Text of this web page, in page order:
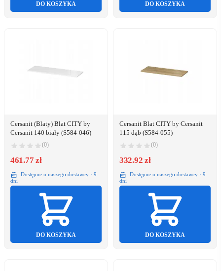
DO KOSZYKA DO KOSZYKA
Cersanit (Blaty) Blat CITY by
Cersanit 140 biały (S584-046)
(0)
461.77 zł
Dostępne u naszego dostawcy · 9
dni
DO KOSZYKA
Cersanit Blat CITY by Cersanit
115 dąb (S584-055)
(0)
332.92 zł
Dostępne u naszego dostawcy · 9
dni
DO KOSZYKA